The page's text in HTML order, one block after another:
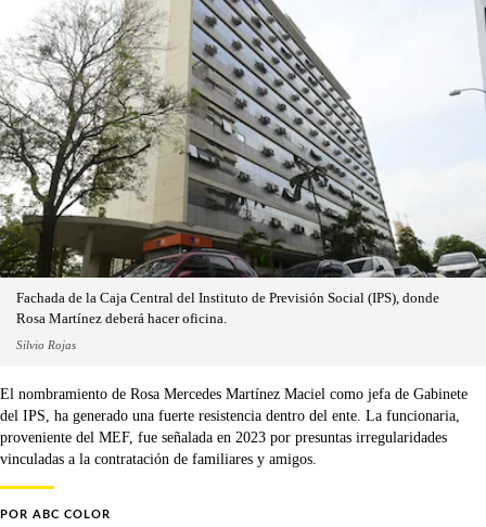
Fachada de la Caja Central del Instituto de Previsión Social (IPS), donde
Rosa Martínez deberá hacer oficina.
Silvio Rojas
El nombramiento de Rosa Mercedes Martínez Maciel como jefa de Gabinete
del IPS, ha generado una fuerte resistencia dentro del ente. La funcionaria,
proveniente del MEF, fue señalada en 2023 por presuntas irregularidades
vinculadas a la contratación de familiares y amigos.
POR ABC COLOR